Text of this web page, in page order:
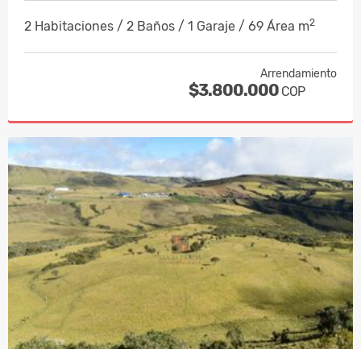
2 Habitaciones / 2 Baños / 1 Garaje / 69 Área m2
Arrendamiento
$3.800.000 COP